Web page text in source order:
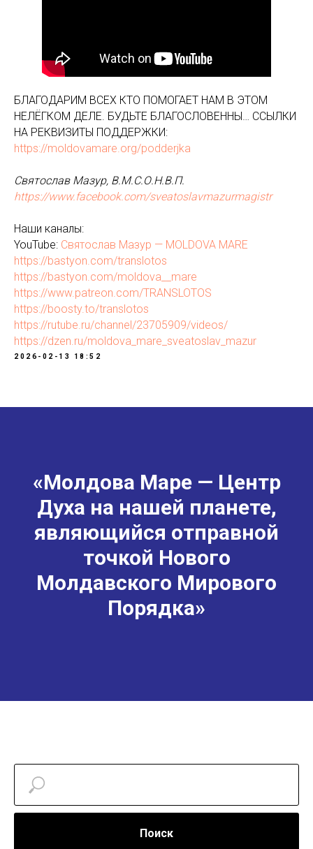
БЛАГОДАРИМ ВСЕХ КТО ПОМОГАЕТ НАМ В ЭТОМ
НЕЛЁГКОМ ДЕЛЕ. БУДЬТЕ БЛАГОСЛОВЕННЫ… ССЫЛКИ
НА РЕКВИЗИТЫ ПОДДЕРЖКИ:
https://moldovamare.org/podderjka
Святослав Мазур, В.М.С.О.Н.В.П.
https://www.facebook.com/sveatoslavmazurmagistr
Наши каналы:
YouTube: Святослав Мазур — MOLDOVA MARE
https://bastyon.com/translotos
https://bastyon.com/moldova__mare
https://www.patreon.com/TRANSLOTOS
https://boosty.to/translotos
https://rutube.ru/channel/23705909/videos/
https://dzen.ru/moldova_mare_sveatoslav_mazur
2026-02-13 18:52
«Молдова Маре — Центр
Духа на нашей планете,
являющийся отправной
точкой Нового
Молдавского Мирового
Порядка»
Поиск